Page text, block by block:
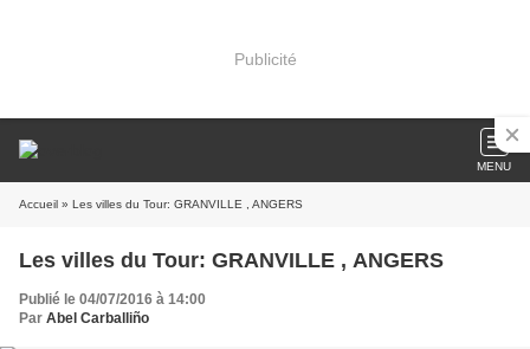
Publicité
MENU
Accueil » Les villes du Tour: GRANVILLE , ANGERS
Les villes du Tour: GRANVILLE , ANGERS
Publié le 04/07/2016 à 14:00
Par Abel Carballiño